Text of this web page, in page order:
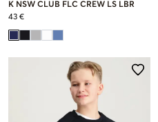
K NSW CLUB FLC CREW LS LBR
43 €